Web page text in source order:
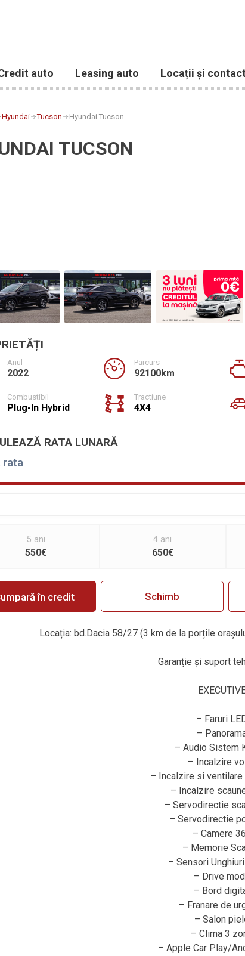
auto Leasing auto Locații și
Hyundai Tucson Hyundai Tucson
TUCSON
Anul
2022
Parcurs
92100km
Combustibil
Plug-In Hybrid
Tractiune
4X4
RATA LUNARĂ
rata
5 ani
550€
4 ani
650€
în credit Schimb
Locația: bd.Dacia 58/27 (3 km de la porțile
Garanție și suport
– Faruri
–
– Audio Sistem
– Incalzire
– Incalzire si ventilare
– Incalzire
– Servodirectie
– Servodirectie
– Camere
– Memorie
– Sensori
– Drive
– Bord
– Franare de
– Salon
– Clima 3
– Apple Car Play/